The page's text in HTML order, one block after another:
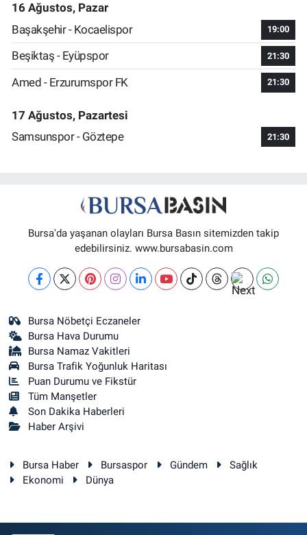
16 Ağustos, Pazar
Başakşehir - Kocaelispor
19:00
Beşiktaş - Eyüpspor 21:30
Amed - Erzurumspor FK 21:30
17 Ağustos, Pazartesi
Samsunspor - Göztepe
21:30
Bursa'da yaşanan olayları Bursa Basın sitemizden takip
edebilirsiniz. www.bursabasin.com
Bursa Nöbetçi Eczaneler
Bursa Hava Durumu
Bursa Namaz Vakitleri
Bursa Trafik Yoğunluk Haritası
Puan Durumu ve Fikstür
Tüm Manşetler
Son Dakika Haberleri
Haber Arşivi
Bursa Haber Bursaspor Gündem
Sağlık
Ekonomi
Dünya